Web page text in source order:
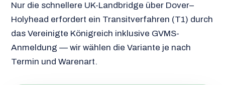
Nur die schnellere UK-Landbridge über Dover–
Holyhead erfordert ein Transitverfahren (T1) durch
das Vereinigte Königreich inklusive GVMS-
Anmeldung — wir wählen die Variante je nach
Termin und Warenart.